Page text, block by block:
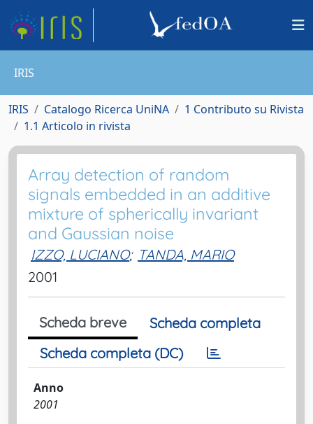
IRIS
IRIS Catalogo Ricerca UniNA
1 Contributo su Rivista
1.1 Articolo in rivista
Array detection of random
signals embedded in an additive
mixture of spherically invariant
and Gaussian noise
IZZO, LUCIANO; TANDA, MARIO
2001
Scheda breve
Scheda completa
Scheda completa (DC)
Anno
2001